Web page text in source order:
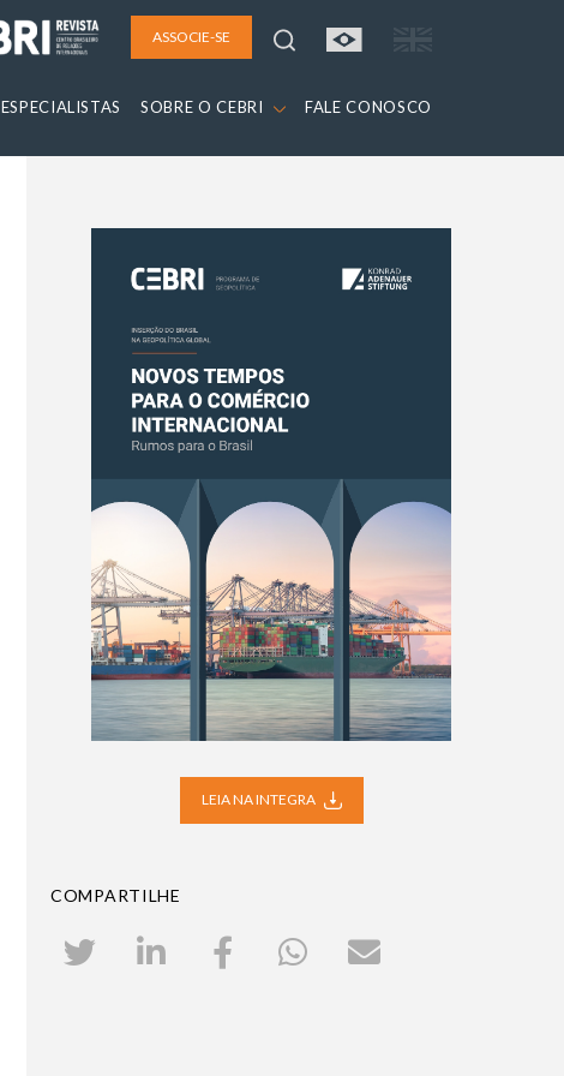
ASSOCIE-SE
ESPECIALISTAS SOBRE O CEBRI FALE CONOSCO
LEIA NA INTEGRA
COMPARTILHE